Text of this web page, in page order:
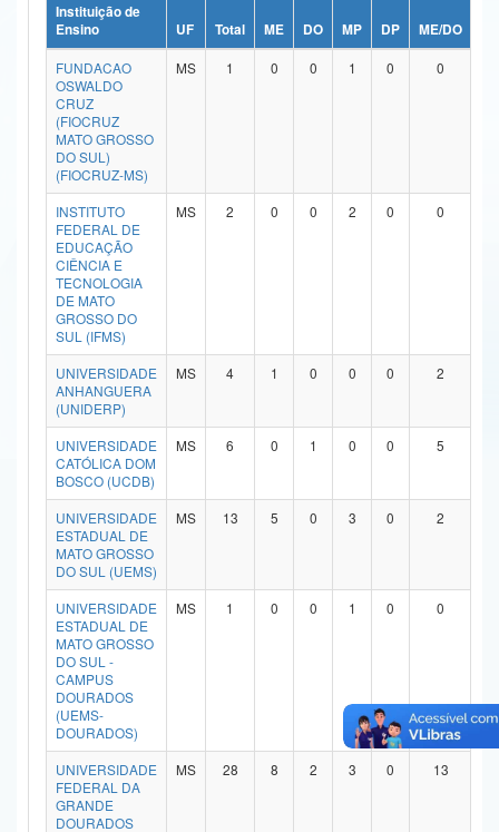
Ministério da Ciência, Tecnologia, Inovações e Comunicações
Ministério do Meio Ambiente
Ministério do Turismo
Ministério do Desenvolvimento Regional
Controladoria-Geral da União
Ministério da Mulher, da Família e dos Direitos Humanos
Secretaria-Geral
Secretaria de Governo
Gabinete de Segurança Institucional
Advocacia-Geral da União
Banco Central do Brasil
Instituição de
Ensino
UF Total ME DO MP DP ME/DO
FUNDACAO
OSWALDO
CRUZ
(FIOCRUZ
MATO GROSSO
DO SUL)
(FIOCRUZ-MS)
MS 1 0 0 1 0 0
INSTITUTO
FEDERAL DE
EDUCAÇÃO
CIÊNCIA E
TECNOLOGIA
DE MATO
GROSSO DO
SUL (IFMS)
MS 2 0 0 2 0 0
UNIVERSIDADE
ANHANGUERA
(UNIDERP)
MS 4 1 0 0 0 2
UNIVERSIDADE
CATÓLICA DOM
BOSCO (UCDB)
MS 6 0 1 0 0 5
UNIVERSIDADE
ESTADUAL DE
MATO GROSSO
DO SUL (UEMS)
MS 13 5 0 3 0 2
UNIVERSIDADE
ESTADUAL DE
MATO GROSSO
DO SUL -
CAMPUS
DOURADOS
(UEMS-
DOURADOS)
MS 1 0 0 1 0 0
UNIVERSIDADE
FEDERAL DA
GRANDE
DOURADOS
MS 28 8 2 3 0 13